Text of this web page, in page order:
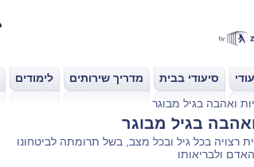
סיעודי בבית מדריך שירותים לימודים
ואהבה בגיל מבוגר
ואהבה בגיל מבוגר
רצויה בכל גיל ובכל מצב, בשל תרומתה לביטחונו
ולבריאותו